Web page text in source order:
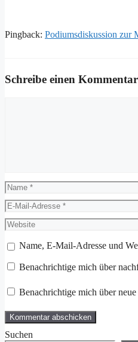
Pingback: Podiumsdiskussion zur
Schreibe einen Kommentar
Name
E-
Mail-
Adresse
Website
Name, E-Mail-Adresse und
Benachrichtige mich über
Benachrichtige mich über
Suchen